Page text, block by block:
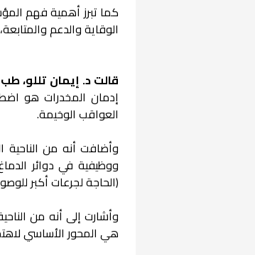
كما تبرز أهمية فهم
الوقاية والدعم
قالت د. إيمان تللو،
إدمان المخدرات هو
العواقب الوخيمة.
وأضافت أنه من
ووظيفية في دوائر
(الحاجة لجرعات أكبر
وأشارت إلى أنه من
هي المحور الأساسي